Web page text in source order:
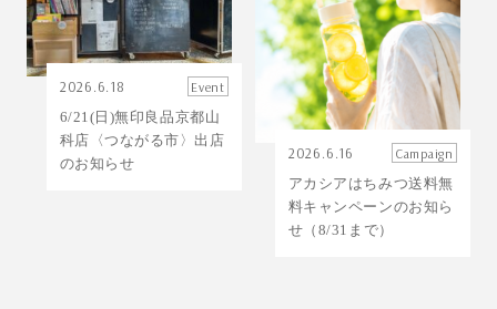
2026.6.18
Event
6/21(日)無印良品京都山
科店〈つながる市〉出店
のお知らせ
2026.6.16
Campaign
アカシアはちみつ送料無
料キャンペーンのお知ら
せ（8/31まで）